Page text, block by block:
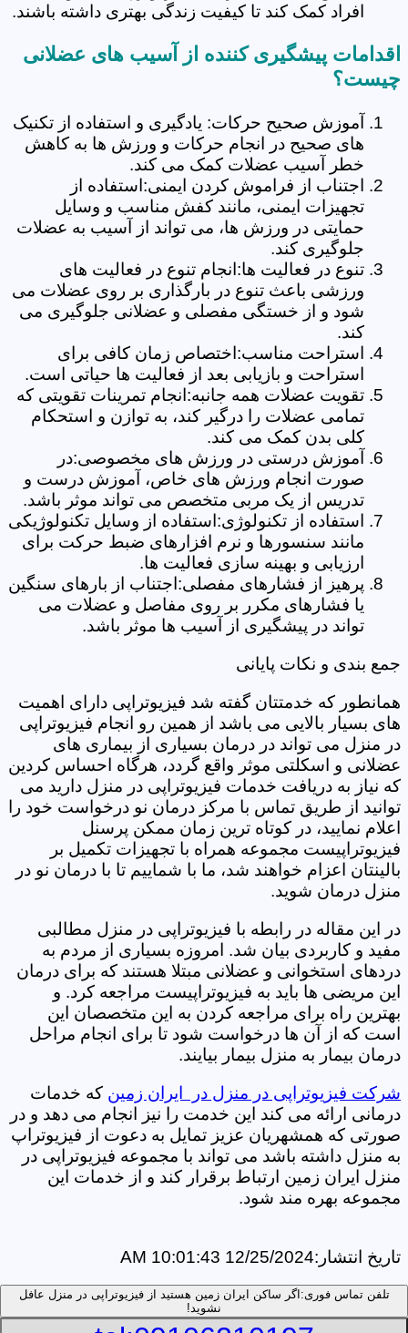
افراد کمک کند تا کیفیت زندگی بهتری داشته باشند.
اقدامات پیشگیری کننده از آسیب های عضلانی
چیست؟
آموزش صحیح حرکات: یادگیری و استفاده از تکنیک
های صحیح در انجام حرکات و ورزش ها به کاهش
خطر آسیب عضلات کمک می کند.
اجتناب از فراموش کردن ایمنی:استفاده از
تجهیزات ایمنی، مانند کفش مناسب و وسایل
حمایتی در ورزش ها، می تواند از آسیب به عضلات
جلوگیری کند.
تنوع در فعالیت ها:انجام تنوع در فعالیت های
ورزشی باعث تنوع در بارگذاری بر روی عضلات می
شود و از خستگی مفصلی و عضلانی جلوگیری می
کند.
استراحت مناسب:اختصاص زمان کافی برای
استراحت و بازیابی بعد از فعالیت ها حیاتی است.
تقویت عضلات همه جانبه:انجام تمرینات تقویتی که
تمامی عضلات را درگیر کند، به توازن و استحکام
کلی بدن کمک می کند.
آموزش درستی در ورزش های مخصوصی:در
صورت انجام ورزش های خاص، آموزش درست و
تدریس از یک مربی متخصص می تواند موثر باشد.
استفاده از تکنولوژی:استفاده از وسایل تکنولوژیکی
مانند سنسورها و نرم افزارهای ضبط حرکت برای
ارزیابی و بهینه سازی فعالیت ها.
پرهیز از فشارهای مفصلی:اجتناب از بارهای سنگین
یا فشارهای مکرر بر روی مفاصل و عضلات می
تواند در پیشگیری از آسیب ها موثر باشد.
جمع بندی و نکات پایانی
همانطور که خدمتتان گفته شد فیزیوتراپی دارای اهمیت
های بسیار بالایی می باشد از همین رو انجام فیزیوتراپی
در منزل می تواند در درمان بسیاری از بیماری های
عضلانی و اسکلتی موثر واقع گردد، هرگاه احساس کردین
که نیاز به دریافت خدمات فیزیوتراپی در منزل دارید می
توانید از طریق تماس با مرکز درمان نو درخواست خود را
اعلام نمایید، در کوتاه ترین زمان ممکن پرسنل
فیزیوتراپیست مجموعه همراه با تجهیزات تکمیل بر
بالینتان اعزام خواهند شد، ما با شماییم تا با درمان نو در
منزل درمان شوید.
در این مقاله در رابطه با فیزیوتراپی در منزل مطالبی
مفید و کاربردی بیان شد. امروزه بسیاری از مردم به
دردهای استخوانی و عضلانی مبتلا هستند که برای درمان
این مریضی ها باید به فیزیوتراپیست مراجعه کرد. و
بهترین راه برای مراجعه کردن به این متخصصان این
است که از آن ها درخواست شود تا برای انجام مراحل
درمان بیمار به منزل بیمار بیایند.
شرکت فیزیوتراپی در منزل در ایران زمین که خدمات
درمانی ارائه می کند این خدمت را نیز انجام می دهد و در
صورتی که همشهریان عزیز تمایل به دعوت از فیزیوتراپ
به منزل داشته باشد می تواند با مجموعه فیزیوتراپی در
منزل ایران زمین ارتباط برقرار کند و از خدمات این
مجموعه بهره مند شود.
تاریخ انتشار:12/25/2024 10:01:43 AM
تلفن تماس فوری: اگر ساکن ایران زمین هستید از فیزیوتراپی در منزل عافل
نشوید!